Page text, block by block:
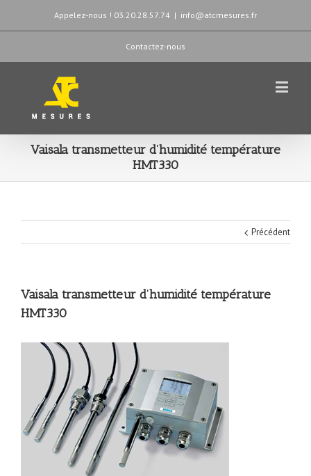
Appelez-nous ! 03.20.28.57.74 | info@atcmesures.fr
Contactez-nous
Vaisala transmetteur d’humidité température
HMT330
Précédent
Vaisala transmetteur d’humidité température
HMT330